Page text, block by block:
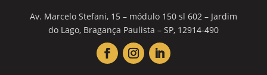
Av. Marcelo Stefani, 15 – módulo 150 sl 602 – Jardim
do Lago, Bragança Paulista – SP, 12914-490